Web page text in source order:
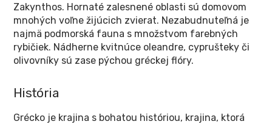
Zakynthos. Hornaté zalesnené oblasti sú domovom
mnohých voľne žijúcich zvierat. Nezabudnuteľná je
najmä podmorská fauna s množstvom farebných
rybičiek. Nádherne kvitnúce oleandre, cyprušteky či
olivovníky sú zase pýchou gréckej flóry.
História
Grécko je krajina s bohatou históriou, krajina, ktorá